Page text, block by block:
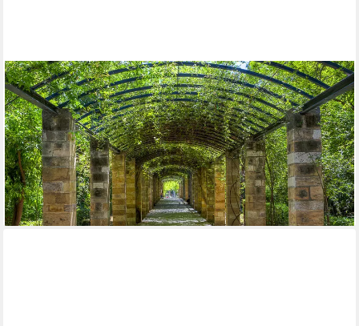
PAPERMOON
Fototapete VLIES-Tapete Premium "Garten von Athen", Kleister
KOSTENLOS, reduziert, 3D-Effekt, restlos trocken abziehbar,
(034), Wandtapete Bild Dekoration Wand-Dekor Motiv Tapete
Poster
ab 19,99 € 24,90 €
-20%
lieferbar - in 4-5 Werktagen bei dir